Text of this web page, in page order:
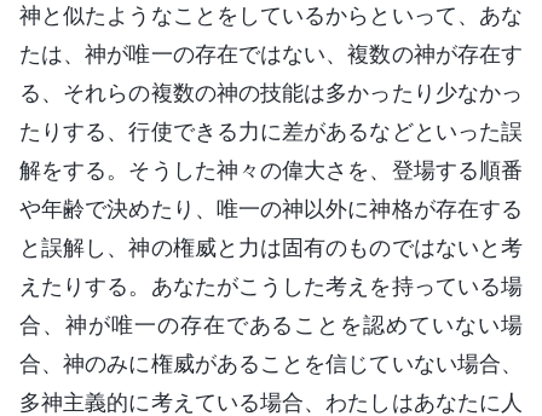
神と似たようなことをしているからといって、あな
たは、神が唯一の存在ではない、複数の神が存在す
る、それらの複数の神の技能は多かったり少なかっ
たりする、行使できる力に差があるなどといった誤
解をする。そうした神々の偉大さを、登場する順番
や年齢で決めたり、唯一の神以外に神格が存在する
と誤解し、神の権威と力は固有のものではないと考
えたりする。あなたがこうした考えを持っている場
合、神が唯一の存在であることを認めていない場
合、神のみに権威があることを信じていない場合、
多神主義的に考えている場合、わたしはあなたに人